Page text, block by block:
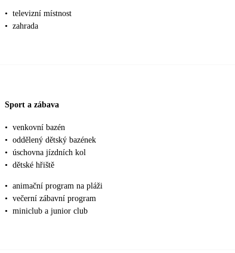
• televizní místnost
• zahrada
Sport a zábava
• venkovní bazén
• oddělený dětský bazének
• úschovna jízdních kol
• dětské hřiště
• animační program na pláži
• večerní zábavní program
• miniclub a junior club